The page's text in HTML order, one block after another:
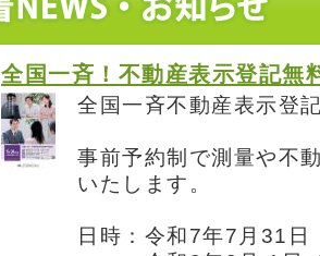
全国一斉！不動産表示登記無
全国一斉不動産表示登
事前予約制で測量や不
いたします。
日時：令和7年7月31